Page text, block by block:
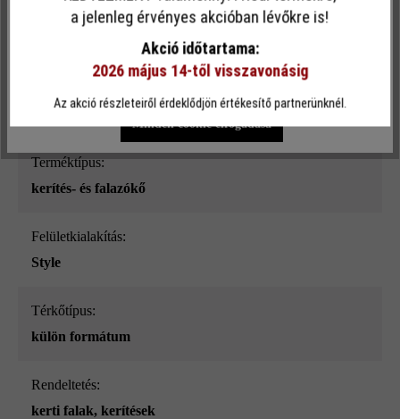
Felületi struktúra:
Terméktípus:
kerítés- és falazókő
Felületkialakítás:
Style
Térkőtípus:
külön formátum
Rendeltetés:
kerti falak, kerítések
Ez a webhely cookie-kat használ, hogy a lehető legjobb
funkcionalitást kínálja Önnek...További információ
Egyéni beállítások Csak funkcionális cookie elfogadása
Minden cookie elfogadása
a jelenleg érvényes akcióban lévőkre is!
Akció időtartama:
2026 május 14-től visszavonásig
Az akció részleteiről érdeklődjön értékesítő partnerünknél.